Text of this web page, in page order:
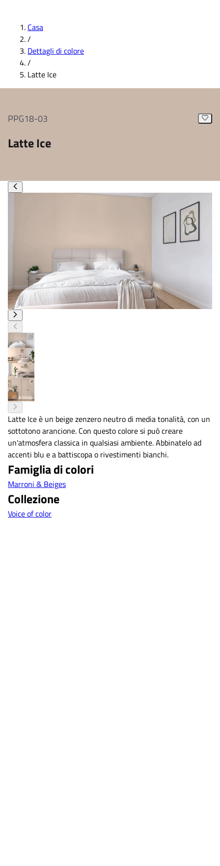
Casa
/
Dettagli di colore
/
Latte Ice
PPG18-03
Latte Ice
Latte Ice è un beige zenzero neutro di media tonalità, con un
sottotono arancione. Con questo colore si può creare
un'atmosfera classica in qualsiasi ambiente. Abbinatelo ad
accenti blu e a battiscopa o rivestimenti bianchi.
Famiglia di colori
Marroni & Beiges
Collezione
Voice of color